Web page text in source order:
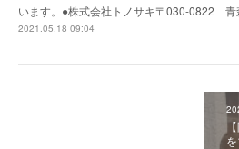
います。●株式会社トノサキ〒030-0822
2021.05.18 09:04